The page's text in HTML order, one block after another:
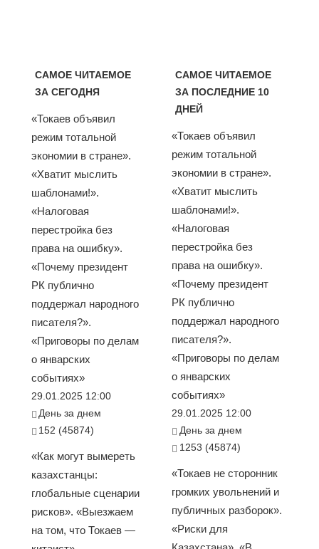
САМОЕ ЧИТАЕМОЕ
ЗА СЕГОДНЯ
«Токаев объявил
режим тотальной
экономии в стране».
«Хватит мыслить
шаблонами!».
«Налоговая
перестройка без
права на ошибку».
«Почему президент
РК публично
поддержал народного
писателя?».
«Приговоры по делам
о январских
событиях»
29.01.2025 12:00
День за днем
152 (45874)
«Как могут вымереть
казахстанцы:
глобальные сценарии
рисков». «Выезжаем
на том, что Токаев —
САМОЕ ЧИТАЕМОЕ
ЗА ПОСЛЕДНИЕ 10
ДНЕЙ
«Токаев объявил
режим тотальной
экономии в стране».
«Хватит мыслить
шаблонами!».
«Налоговая
перестройка без
права на ошибку».
«Почему президент
РК публично
поддержал народного
писателя?».
«Приговоры по делам
о январских
событиях»
29.01.2025 12:00
День за днем
1253 (45874)
«Токаев не сторонник
громких увольнений и
публичных разборок».
«Риски для